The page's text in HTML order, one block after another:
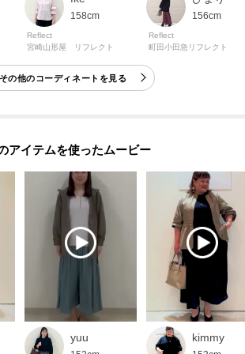
・-・-・-・-・-・-・-・-・-・-・-・-・-
お気に入り登録』がおすすめです◎
＞
イテムにある「ハートマーク」を
報・在庫状況をメルマガにてお知らせ♪
一覧をチェックでき、
トがつくれる♪
-・-・-・-・-・-・-・-・-・-・-・-・-・-
158cm
Reflect
宮崎山形屋 リフレクト
156cm
Reflect
町田小田急リフレクト
その他のコーディネートを見る
アイテムを使ったムービー
yuu kimmy